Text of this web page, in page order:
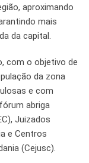
aproximando
mais
da capital.
com o objetivo de
da zona
e com
abriga
Juizados
e Centros
(Cejusc).